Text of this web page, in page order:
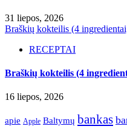
31 liepos, 2026
Braškių kokteilis (4
RECEPTAI
Braškių kokteilis (4
16 liepos, 2026
apie Apple Baltymų bankas